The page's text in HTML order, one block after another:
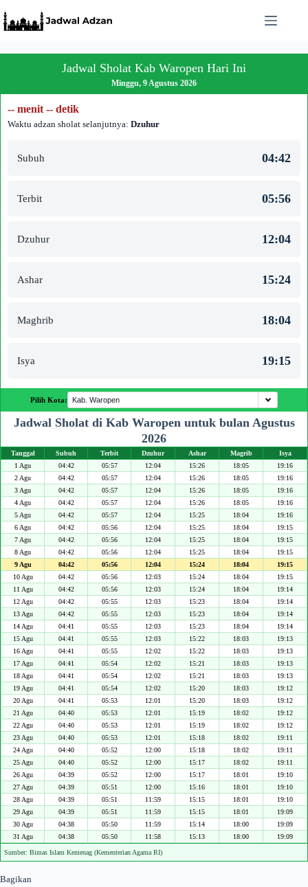
to
content
Jadwal Sholat Kab Waropen Hari Ini
Minggu, 9 Agustus 2026
-- menit -- detik
Waktu adzan sholat selanjutnya: Dzuhur
Subuh 04:42
Terbit 05:56
Dzuhur 12:04
Ashar 15:24
Maghrib 18:04
Isya 19:15
Pilih Kota:
Jadwal Sholat di Kab Waropen untuk bulan Agustus
2026
Tanggal Subuh Terbit Dzuhur Ashar Magrib
Isya
1 Agu
04:42 05:57 12:04 15:26 18:05
19:16
2 Agu
04:42 05:57 12:04 15:26 18:05
19:16
3 Agu
04:42 05:57 12:04 15:26 18:05
19:16
4 Agu
04:42 05:57 12:04 15:26 18:05
19:16
5 Agu
04:42 05:57 12:04 15:25 18:04
19:16
6 Agu
04:42 05:56 12:04 15:25 18:04
19:15
7 Agu
04:42 05:56 12:04 15:25 18:04
19:15
8 Agu
04:42 05:56 12:04 15:25 18:04
19:15
9 Agu
04:42 05:56 12:04 15:24 18:04
19:15
10 Agu
04:42 05:56 12:03 15:24 18:04
19:15
11 Agu
04:42 05:56 12:03 15:24 18:04
19:14
12 Agu
04:42 05:55 12:03 15:23 18:04
19:14
13 Agu
04:42 05:55 12:03 15:23 18:04
19:14
14 Agu
04:41 05:55 12:03 15:23 18:04
19:14
15 Agu
04:41 05:55 12:03 15:22 18:03
19:13
16 Agu
04:41 05:55 12:02 15:22 18:03
19:13
17 Agu
04:41 05:54 12:02 15:21 18:03
19:13
18 Agu
04:41 05:54 12:02 15:21 18:03
19:13
19 Agu
04:41 05:54 12:02 15:20 18:03
19:12
20 Agu
04:41 05:53 12:01 15:20 18:03
19:12
21 Agu
04:40 05:53 12:01 15:19 18:02
19:12
22 Agu
04:40 05:53 12:01 15:19 18:02
19:12
23 Agu
04:40 05:53 12:01 15:18 18:02
19:11
24 Agu
04:40 05:52 12:00 15:18 18:02
19:11
25 Agu
04:40 05:52 12:00 15:17 18:02
19:11
26 Agu
04:39 05:52 12:00 15:17 18:01
19:10
27 Agu
04:39 05:51 12:00 15:16 18:01
19:10
28 Agu
04:39 05:51 11:59 15:15 18:01
19:10
29 Agu
04:39 05:51 11:59 15:15 18:01
19:09
30 Agu
04:38 05:50 11:59 15:14 18:00
19:09
31 Agu
04:38 05:50 11:58 15:13 18:00 19:09
Sumber: Bimas Islam Kemenag (Kementerian Agama RI)
Bagikan